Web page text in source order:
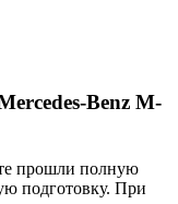
Benz M-
прошли полную
подготовку. При